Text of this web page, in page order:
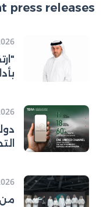
press releases
من